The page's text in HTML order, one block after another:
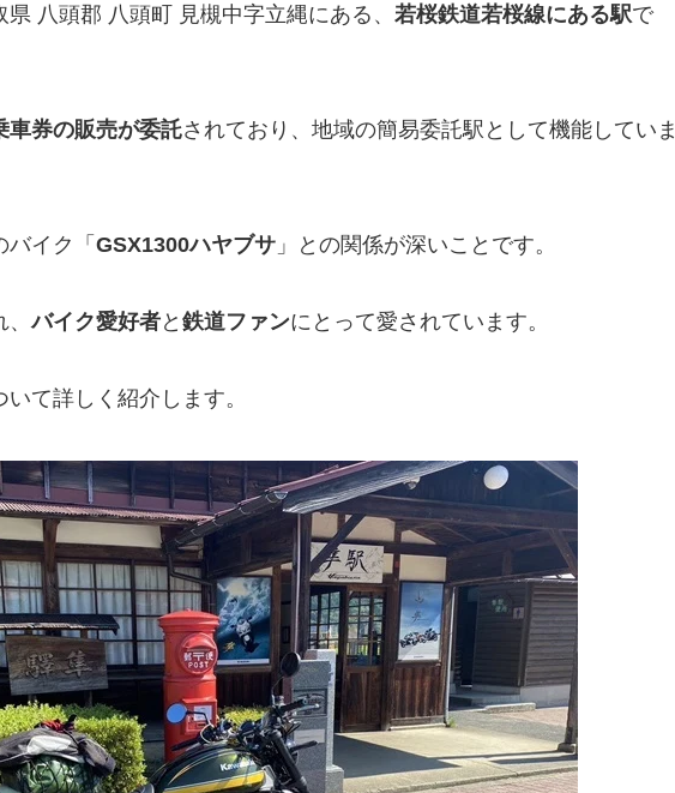
県 八頭郡 八頭町 見槻中字立縄にある、 若桜鉄道若桜線にある駅で
車券の販売が委託されており、地域の簡易委託駅として機能していま
イク「 GSX1300ハヤブサ 」との関係が深いことです。
、バイク愛好者と 鉄道ファンにとって愛されています。
て詳しく紹介します。